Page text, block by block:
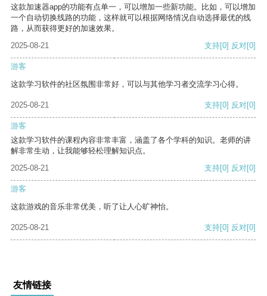
这款加速器app的功能有点单一，可以增加一些新功能。比如，可以增加
一个自动切换线路的功能，这样就可以根据网络情况自动选择最优的线
路，从而获得更好的加速效果。
2025-08-21
支持[0] 反对[0]
游客
这款学习软件的社区氛围非常好，可以与其他学习者交流学习心得。
2025-08-21 支持[0] 反对[0]
游客
这款学习软件的课程内容非常丰富，涵盖了各个学科的知识。老师的讲
解非常生动，让我能够轻松理解知识点。
2025-08-21
支持[0] 反对[0]
游客
这款游戏的音乐非常优美，听了让人心旷神怡。
2025-08-21 支持[0] 反对[0]
友情链接